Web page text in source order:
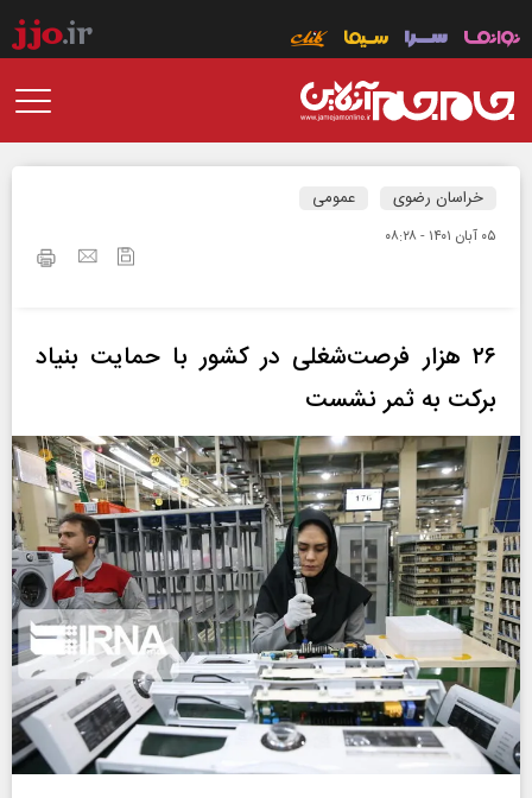
خراسان رضوی عمومی
۰۵ آبان ۱۴۰۱ - ۰۸:۲۸
۲۶ هزار فرصت‌شغلی در کشور با حمایت بنیاد
برکت به ثمر نشست